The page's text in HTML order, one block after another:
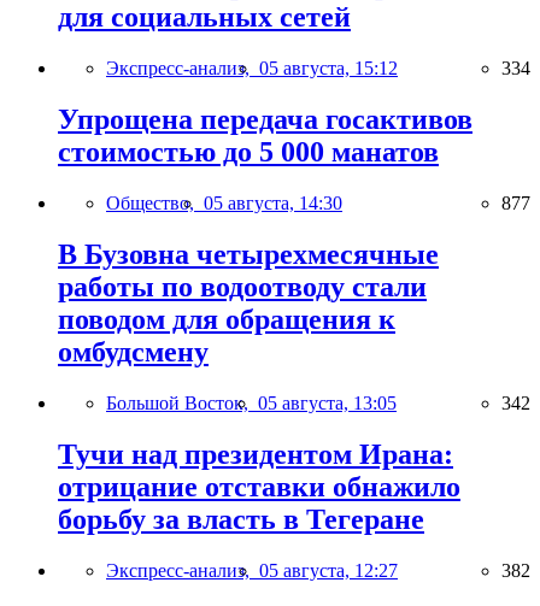
для социальных сетей
Экспресс-анализ, 05 августа, 15:12 334
Упрощена передача госактивов
стоимостью до 5 000 манатов
Общество, 05 августа, 14:30 877
В Бузовна четырехмесячные
работы по водоотводу стали
поводом для обращения к
омбудсмену
Большой Восток, 05 августа, 13:05 342
Тучи над президентом Ирана:
отрицание отставки обнажило
борьбу за власть в Тегеране
Экспресс-анализ, 05 августа, 12:27 382